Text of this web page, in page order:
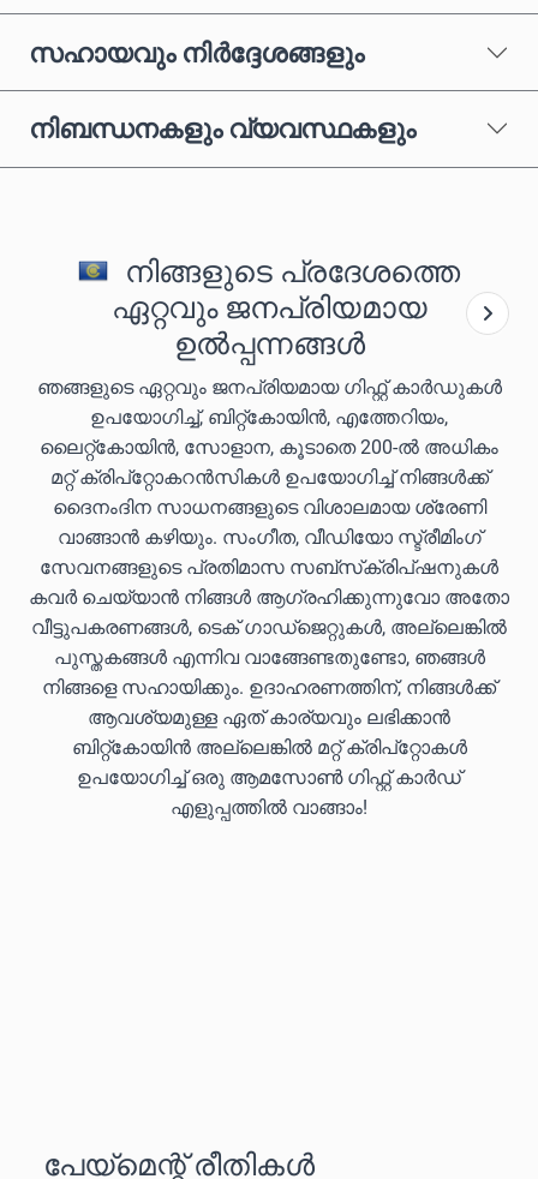
സഹായവും നിർദ്ദേശങ്ങളും
നിബന്ധനകളും വ്യവസ്ഥകളും
നിങ്ങളുടെ പ്രദേശത്തെ
ഏറ്റവും ജനപ്രിയമായ
ഉൽപ്പന്നങ്ങൾ
ഞങ്ങളുടെ ഏറ്റവും ജനപ്രിയമായ ഗിഫ്റ്റ് കാർഡുകൾ
ഉപയോഗിച്ച്, ബിറ്റ്കോയിൻ, എത്തേറിയം,
ലൈറ്റ്കോയിൻ, സോളാന, കൂടാതെ 200-ൽ അധികം
മറ്റ് ക്രിപ്‌റ്റോകറൻസികൾ ഉപയോഗിച്ച് നിങ്ങൾക്ക്
ദൈനംദിന സാധനങ്ങളുടെ വിശാലമായ ശ്രേണി
വാങ്ങാൻ കഴിയും. സംഗീത, വീഡിയോ സ്ട്രീമിംഗ്
സേവനങ്ങളുടെ പ്രതിമാസ സബ്‌സ്‌ക്രിപ്‌ഷനുകൾ
കവർ ചെയ്യാൻ നിങ്ങൾ ആഗ്രഹിക്കുന്നുവോ അതോ
വീട്ടുപകരണങ്ങൾ, ടെക് ഗാഡ്‌ജെറ്റുകൾ, അല്ലെങ്കിൽ
പുസ്തകങ്ങൾ എന്നിവ വാങ്ങേണ്ടതുണ്ടോ, ഞങ്ങൾ
നിങ്ങളെ സഹായിക്കും. ഉദാഹരണത്തിന്, നിങ്ങൾക്ക്
ആവശ്യമുള്ള ഏത് കാര്യവും ലഭിക്കാൻ
ബിറ്റ്കോയിൻ അല്ലെങ്കിൽ മറ്റ് ക്രിപ്‌റ്റോകൾ
ഉപയോഗിച്ച് ഒരു ആമസോൺ ഗിഫ്റ്റ് കാർഡ്
എളുപ്പത്തിൽ വാങ്ങാം!
പേയ്‌മെന്റ് രീതികൾ